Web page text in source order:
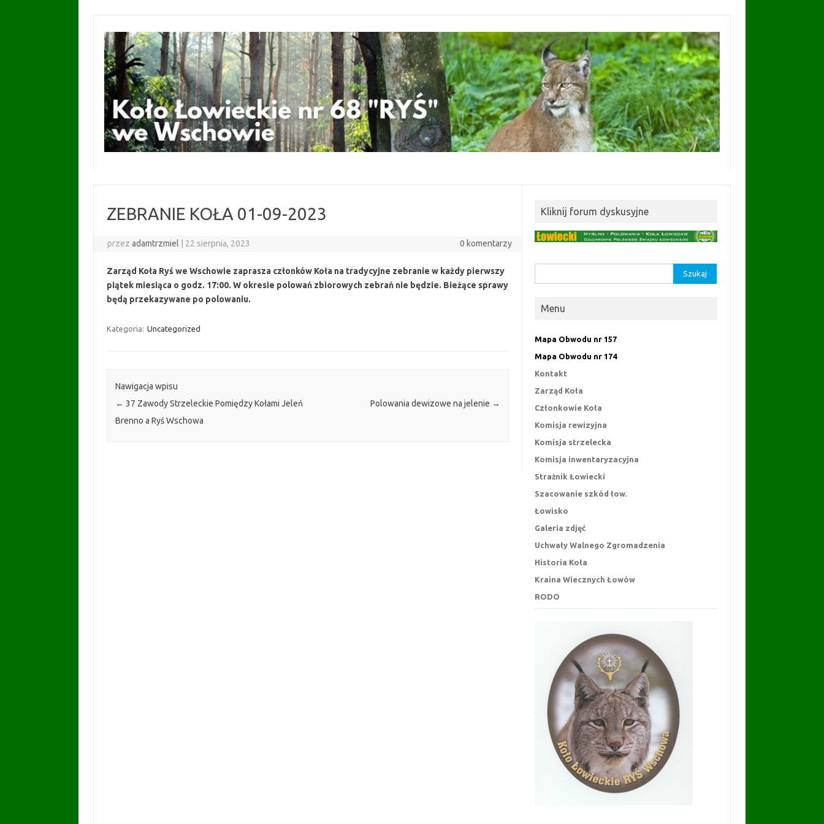
treści
ZEBRANIE KOŁA 01-09-2023
przezadamtrzmiel 22 sierpnia, 2023 0 komentarzy
Zarząd Koła Ryś we Wschowie zaprasza członków Koła na tradycyjne zebranie w każdy pierwszy
piątek miesiąca o godz. 17:00. W okresie polowań zbiorowych zebrań nie będzie. Bieżące sprawy
będą przekazywane po polowaniu.
Kategoria: Uncategorized
Nawigacja wpisu
← 37 Zawody Strzeleckie Pomiędzy Kołami Jeleń
Brenno a Ryś Wschowa
Polowania dewizowe na jelenie →
Kliknij forum dyskusyjne
Menu
Mapa Obwodu nr 157
Mapa Obwodu nr 174
Kontakt
Zarząd Koła
Członkowie Koła
Komisja rewizyjna
Komisja strzelecka
Komisja inwentaryzacyjna
Strażnik Łowiecki
Szacowanie szkód łow.
Łowisko
Galeria zdjęć
Uchwały Walnego Zgromadzenia
Historia Koła
Kraina Wiecznych Łowów
RODO